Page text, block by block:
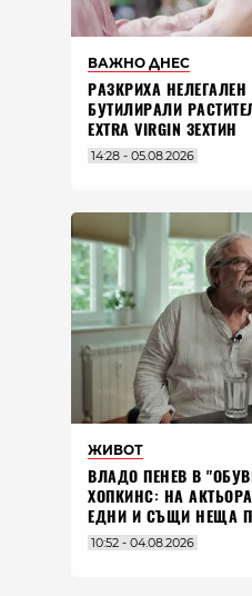
ВАЖНО ДНЕС
РАЗКРИХА
БУТИЛИРАЛИ
EXTRA VIRGIN ЗЕХТИН
14:28 - 05.08.2026
ЖИВОТ
ВЛАДO ПЕНЕВ В
ХОПКИНС: НА
ЕДНИ И СЪЩИ НЕЩА
10:52 - 04.08.2026